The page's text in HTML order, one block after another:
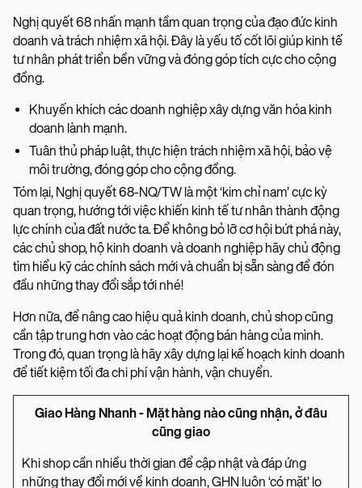
Nghị quyết 68 nhấn mạnh tầm quan trọng của đạo đức kinh
doanh và trách nhiệm xã hội. Đây là yếu tố cốt lõi giúp kinh tế
tư nhân phát triển bền vững và đóng góp tích cực cho cộng
đồng.
Khuyến khích các doanh nghiệp xây dựng văn hóa kinh
doanh lành mạnh.
Tuân thủ pháp luật, thực hiện trách nhiệm xã hội, bảo vệ
môi trường, đóng góp cho cộng đồng.
Tóm lại, Nghị quyết 68-NQ/TW là một ‘kim chỉ nam’ cực kỳ
quan trọng, hướng tới việc khiến kinh tế tư nhân thành động
lực chính của đất nước ta. Để không bỏ lỡ cơ hội bứt phá này,
các chủ shop, hộ kinh doanh và doanh nghiệp hãy chủ động
tìm hiểu kỹ các chính sách mới và chuẩn bị sẵn sàng để đón
đầu những thay đổi sắp tới nhé!
Hơn nữa, để nâng cao hiệu quả kinh doanh, chủ shop cũng
cần tập trung hơn vào các hoạt động bán hàng của mình.
Trong đó, quan trọng là hãy xây dựng lại kế hoạch kinh doanh
để tiết kiệm tối đa chi phí vận hành, vận chuyển.
Giao Hàng Nhanh - Mặt hàng nào cũng nhận, ở đâu
cũng giao
Khi shop cần nhiều thời gian để cập nhật và đáp ứng
những thay đổi mới về kinh doanh, GHN luôn ‘có mặt’ lo